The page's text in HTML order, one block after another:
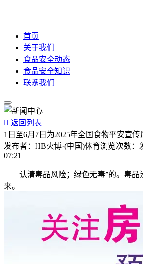
首页
关于我们
食品安全动态
食品安全知识
联系我们
 返回列表
1日至6月7日为2025年全国食物平安宣传
发布者： HB火博·(中国)体育浏览次数：
07:21
认清毒品风险；绿色无毒”的。毒品
来。